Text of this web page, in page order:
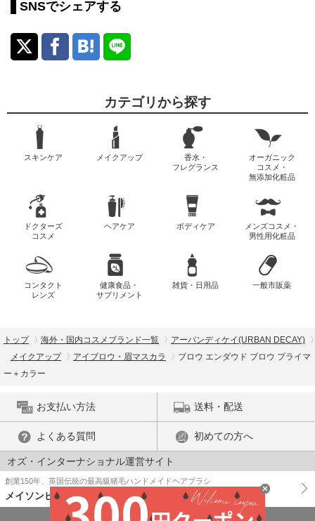
SNSでシェアする
カテゴリから探す
スキンケア メイクアップ
香水・
フレグランス
オーガニック
コスメ・
無添加化粧品
ドクターズ
コスメ
ヘアケア ボディケア
メンズコスメ・
男性用化粧品
コンタクト
レンズ
健康食品・
サプリメント
雑貨・日用品 一般市販薬
トップ 海外・国内コスメブランド一覧
アーバンディケイ(URBAN DECAY)
メイクアップ
アイブロウ・眉マスカラ
ブロウ エンダウド ブロウ プライマ
ー＋カラー
お支払い方法 送料・配送
よくある質問 初めての方へ
オズ・インターナショナル運営サイト
創業150年、英国伝統の最高級猪毛ハンドメイドヘアブラシ
メイソンピアソン